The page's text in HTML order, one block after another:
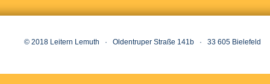
© 2018 Leitern Lemuth · Oldentruper Straße 141b · 33 605 Bielefeld